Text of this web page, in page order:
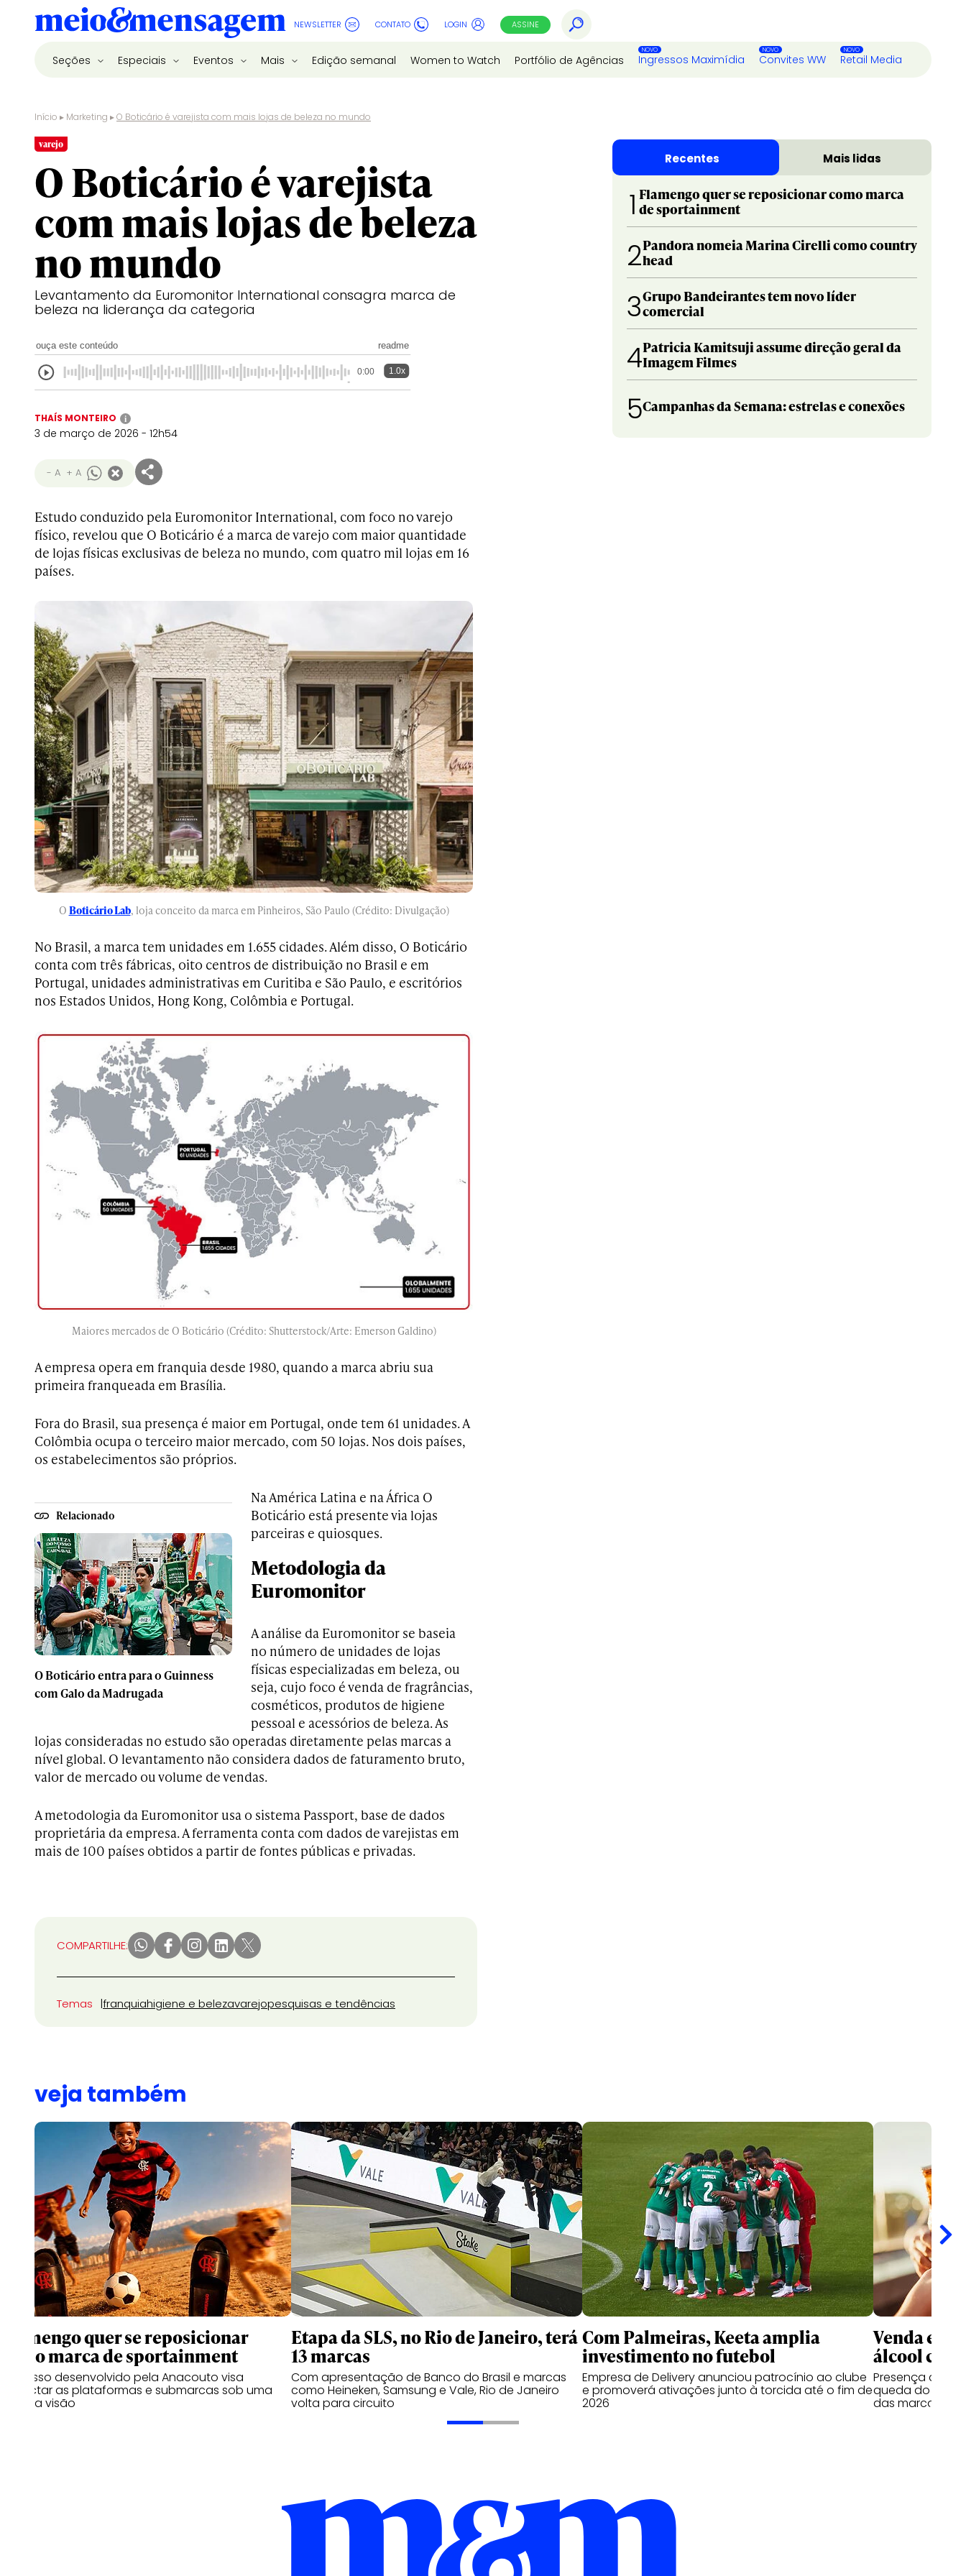
NEWSLETTER CONTATO LOGIN ASSINE
Seções Especiais Eventos Mais Edição semanal Women to Watch Portfólio de Agências Ingressos Maximídia Convites WW Retail Media
Início ▸ Marketing ▸O Boticário é varejista com mais lojas de beleza no mundo
varejo
O Boticário é varejista
com mais lojas de beleza
no mundo
Levantamento da Euromonitor International consagra marca de
beleza na liderança da categoria
ouça este conteúdo readme
0:00 1.0x
THAÍS MONTEIRO i
3 de março de 2026 - 12h54
- A + A
Estudo conduzido pela Euromonitor International, com foco no varejo
físico, revelou que O Boticário é a marca de varejo com maior quantidade
de lojas físicas exclusivas de beleza no mundo, com quatro mil lojas em 16
países.
O Boticário Lab, loja conceito da marca em Pinheiros, São Paulo (Crédito: Divulgação)
No Brasil, a marca tem unidades em 1.655 cidades. Além disso, O Boticário
conta com três fábricas, oito centros de distribuição no Brasil e em
Portugal, unidades administrativas em Curitiba e São Paulo, e escritórios
nos Estados Unidos, Hong Kong, Colômbia e Portugal.
Maiores mercados de O Boticário (Crédito: Shutterstock/Arte: Emerson Galdino)
A empresa opera em franquia desde 1980, quando a marca abriu sua
primeira franqueada em Brasília.
Fora do Brasil, sua presença é maior em Portugal, onde tem 61 unidades. A
Colômbia ocupa o terceiro maior mercado, com 50 lojas. Nos dois países,
os estabelecimentos são próprios.
Relacionado
O Boticário entra para o Guinness
com Galo da Madrugada
Na América Latina e na África O
Boticário está presente via lojas
parceiras e quiosques.
Metodologia da
Euromonitor
A análise da Euromonitor se baseia
no número de unidades de lojas
físicas especializadas em beleza, ou
seja, cujo foco é venda de fragrâncias,
cosméticos, produtos de higiene
pessoal e acessórios de beleza. As
lojas consideradas no estudo são operadas diretamente pelas marcas a
nível global. O levantamento não considera dados de faturamento bruto,
valor de mercado ou volume de vendas.
A metodologia da Euromonitor usa o sistema Passport, base de dados
proprietária da empresa. A ferramenta conta com dados de varejistas em
mais de 100 países obtidos a partir de fontes públicas e privadas.
COMPARTILHE:
Temas franquiahigiene e belezavarejopesquisas e tendências
Recentes Mais lidas
1 Flamengo quer se reposicionar como marca
de sportainment
2Pandora nomeia Marina Cirelli como country
head
3Grupo Bandeirantes tem novo líder
comercial
4Patricia Kamitsuji assume direção geral da
Imagem Filmes
5Campanhas da Semana: estrelas e conexões
veja também
Flamengo quer se reposicionar
como marca de sportainment
Processo desenvolvido pela Anacouto visa
conectar as plataformas e submarcas sob uma
mesma visão
Etapa da SLS, no Rio de Janeiro, terá
13 marcas
Com apresentação de Banco do Brasil e marcas
como Heineken, Samsung e Vale, Rio de Janeiro
volta para circuito
Com Palmeiras, Keeta amplia
investimento no futebol
Empresa de Delivery anunciou patrocínio ao clube
e promoverá ativações junto à torcida até o fim de
2026
Venda e
álcool
Presença de
queda do
das marcas